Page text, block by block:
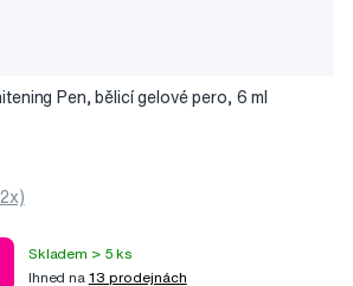
Pen, bělicí gelové pero, 6 ml
Skladem > 5 ks
Ihned na 13 prodejnách